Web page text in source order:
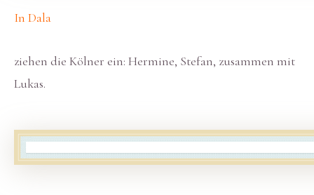
In Dala
ziehen die Kölner ein: Hermine, Stefan, zusammen mit
Lukas.